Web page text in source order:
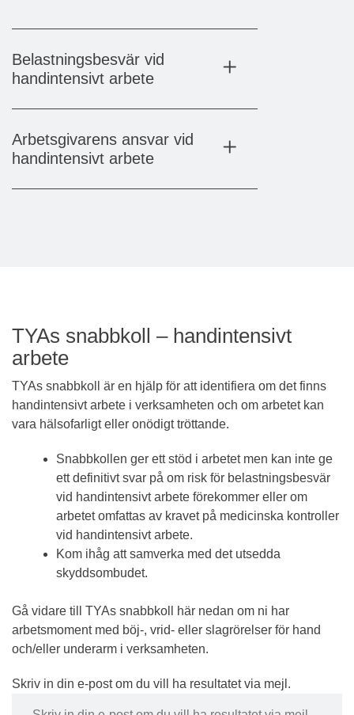
Belastningsbesvär vid
handintensivt arbete
Arbetsgivarens ansvar vid
handintensivt arbete
TYAs snabbkoll – handintensivt
arbete
TYAs snabbkoll är en hjälp för att identifiera om det finns
handintensivt arbete i verksamheten och om arbetet kan
vara hälsofarligt eller onödigt tröttande.
Snabbkollen ger ett stöd i arbetet men kan inte ge
ett definitivt svar på om risk för belastningsbesvär
vid handintensivt arbete förekommer eller om
arbetet omfattas av kravet på medicinska kontroller
vid handintensivt arbete.
Kom ihåg att samverka med det utsedda
skyddsombudet.
Gå vidare till TYAs snabbkoll här nedan om ni har
arbetsmoment med böj-, vrid- eller slagrörelser för hand
och/eller underarm i verksamheten.
Skriv in din e-post om du vill ha resultatet via mejl.